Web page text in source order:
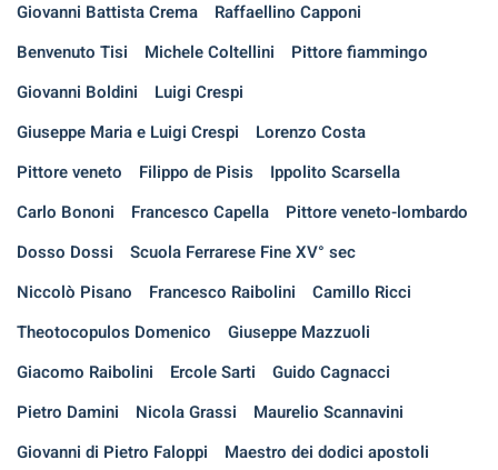
Giovanni Battista Crema
Raffaellino Capponi
Benvenuto Tisi
Michele Coltellini
Pittore fiammingo
Giovanni Boldini
Luigi Crespi
Giuseppe Maria e Luigi Crespi
Lorenzo Costa
Pittore veneto
Filippo de Pisis
Ippolito Scarsella
Carlo Bononi
Francesco Capella
Pittore veneto-lombardo
Dosso Dossi
Scuola Ferrarese Fine XV° sec
Niccolò Pisano
Francesco Raibolini
Camillo Ricci
Theotocopulos Domenico
Giuseppe Mazzuoli
Giacomo Raibolini
Ercole Sarti
Guido Cagnacci
Pietro Damini
Nicola Grassi
Maurelio Scannavini
Giovanni di Pietro Faloppi
Maestro dei dodici apostoli